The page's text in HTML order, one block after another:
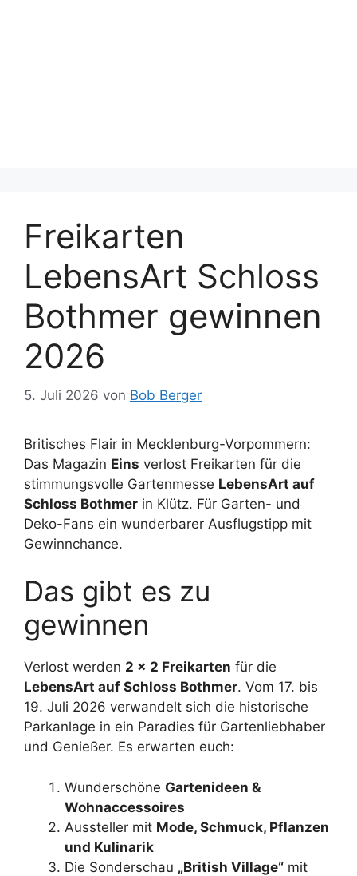
Freikarten
LebensArt Schloss
Bothmer gewinnen
2026
5. Juli 2026 von Bob Berger
Britisches Flair in Mecklenburg-Vorpommern:
Das Magazin Eins verlost Freikarten für die
stimmungsvolle Gartenmesse LebensArt auf
Schloss Bothmer in Klütz. Für Garten- und
Deko-Fans ein wunderbarer Ausflugstipp mit
Gewinnchance.
Das gibt es zu
gewinnen
Verlost werden 2 x 2 Freikarten für die
LebensArt auf Schloss Bothmer. Vom 17. bis
19. Juli 2026 verwandelt sich die historische
Parkanlage in ein Paradies für Gartenliebhaber
und Genießer. Es erwarten euch:
Wunderschöne Gartenideen &
Wohnaccessoires
Aussteller mit Mode, Schmuck, Pflanzen
und Kulinarik
Die Sonderschau „British Village“ mit